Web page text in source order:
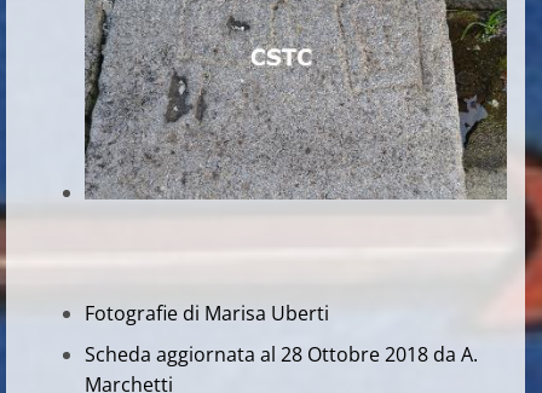
Fotografie di Marisa Uberti
Scheda aggiornata al 28 Ottobre 2018 da A.
Marchetti